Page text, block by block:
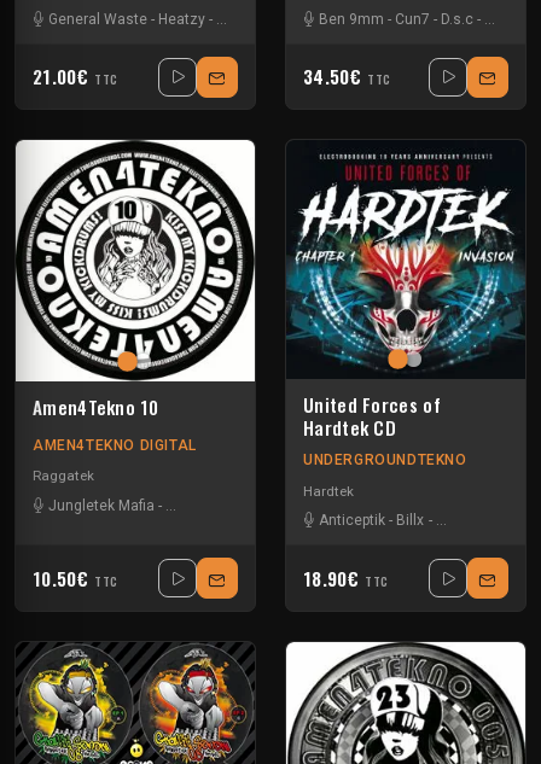
General Waste - Heatzy - Mandidextrous -T-Menace -Vandal
21.00€ TTC
Ben 9mm - Cun7 - D.s.c - Figcake
34.50€ TTC
Amen4Tekno 10
AMEN4TEKNO DIGITAL
Raggatek
Jungletek Mafia - Mandidextrous
10.50€ TTC
United Forces of
Hardtek CD
UNDERGROUNDTEKNO
Hardtek
Anticeptik - Billx - Dr looney
18.90€ TTC